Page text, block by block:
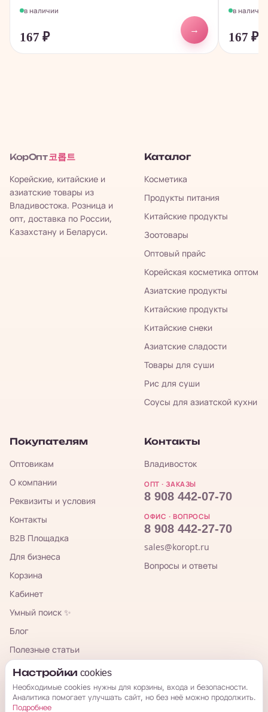
в наличии
167 ₽
→
в наличии
167₽
КорОпт 코롭트
Корейские, китайские и
азиатские товары из
Владивостока. Розница и
опт, доставка по России,
Казахстану и Беларуси.
Каталог
Косметика
Продукты питания
Китайские продукты
Зоотовары
Оптовый прайс
Корейская косметика оптом
Азиатские продукты
Китайские продукты
Китайские снеки
Азиатские сладости
Товары для суши
Рис для суши
Соусы для азиатской кухни
Покупателям
Оптовикам
О компании
Реквизиты и условия
Контакты
B2B Площадка
Для бизнеса
Корзина
Кабинет
Умный поиск ✨
Блог
Полезные статьи
TG-канал для закупщиков
Контакты
Владивосток
ОПТ · ЗАКАЗЫ
8 908 442-07-70
ОФИС · ВОПРОСЫ
8 908 442-27-70
sales@koropt.ru
Вопросы и ответы
Настройки cookies
Необходимые cookies нужны для корзины, входа и безопасности.
Аналитика помогает улучшать сайт, но без неё можно продолжить.
Подробнее